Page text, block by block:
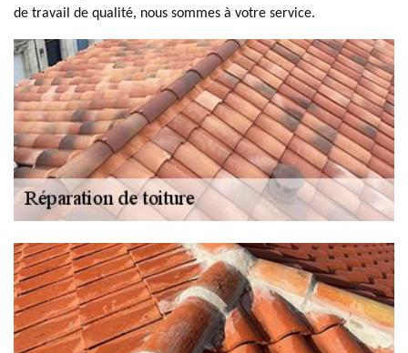
de travail de qualité, nous sommes à votre service.